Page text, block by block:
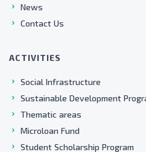
News
Contact Us
ACTIVITIES
Social Infrastructure
Sustainable Development
Thematic areas
Microloan Fund
Student Scholarship Program